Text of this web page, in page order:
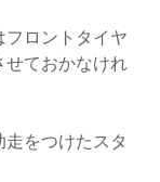
フロントタイヤ
せておかなけれ
をつけたスタ